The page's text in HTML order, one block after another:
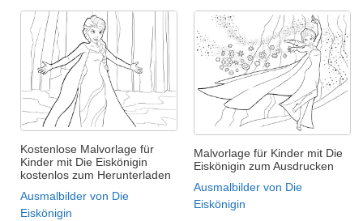
Kostenlose Malvorlage für
Kinder mit Die Eiskönigin
kostenlos zum Herunterladen
Ausmalbilder von Die
Eiskönigin
Malvorlage für Kinder mit Die
Eiskönigin zum Ausdrucken
Ausmalbilder von Die
Eiskönigin